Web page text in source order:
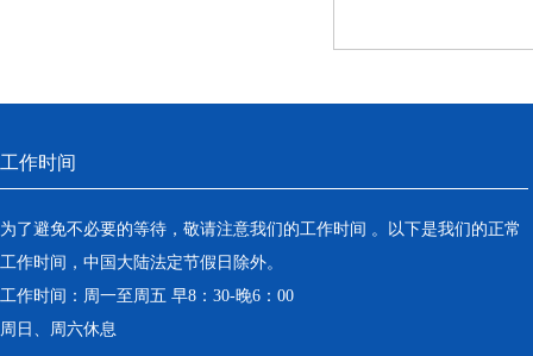
工作时间
为了避免不必要的等待，敬请注意我们的工作时间 。以下是我们的正常
工作时间，中国大陆法定节假日除外。
工作时间：周一至周五 早8：30-晚6：00
周日、周六休息